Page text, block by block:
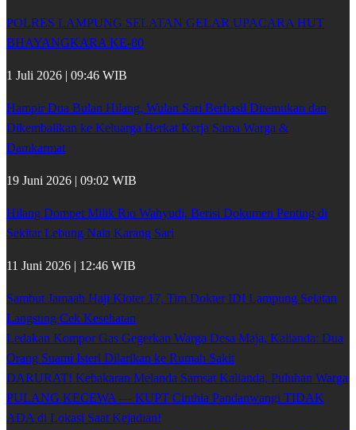
POLRES LAMPUNG SELATAN GELAR UPACARA HUT
BHAYANGKARA KE-80
1 Juli 2026 | 09:46 WIB
Hampir Dua Bulan Hilang, Wulan Sari Berhasil Ditemukan dan
Dikembalikan ke Keluarga Berkat Kerja Sama Warga &
Damkarmat
19 Juni 2026 | 09:02 WIB
Hilang Dompet Milik Rio Wahyudi, Berisi Dokumen Penting di
Sekitar Lebung Nala Karang Sari
11 Juni 2026 | 12:46 WIB
Sambut Jamaah Haji Kloter 17, Tim Dokter IDI Lampung Selatan
Langsung Cek Kesehatan
Ledakan Kompor Gas Gegerkan Warga Desa Maja, Kalianda: Dua
Orang Suami Isteri Dilarikan ke Rumah Sakit
DARURAT! Kebakaran Melanda Samsat Kalianda, Puluhan Warga
PULANG KECEWA — KUPT Cinthia Pandanwangi TIDAK
ADA di Lokasi Saat Kejadian!